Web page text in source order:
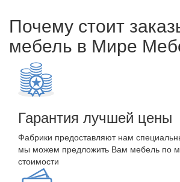
Почему стоит
мебель в Мире
Гарантия лучшей цены
Фабрики предоставляют нам
мы можем предложить Вам мебель по
стоимости